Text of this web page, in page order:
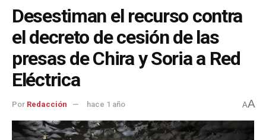
Desestiman el recurso contra
el decreto de cesión de las
presas de Chira y Soria a Red
Eléctrica
Por Redacción hace 1 año AA